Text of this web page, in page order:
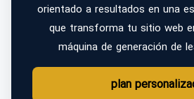
orientado a resultados en una
que transforma tu sitio web
máquina de generación de
plan